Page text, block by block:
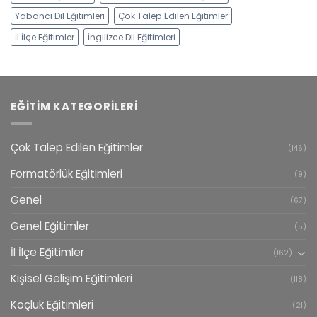
Yabancı Dil Eğitimleri
Çok Talep Edilen Eğitimler
İl İlçe Eğitimler
İngilizce Dil Eğitimleri
EĞITIM KATEGORILERI
Çok Talep Edilen Eğitimler (146)
Formatörlük Eğitimleri (9)
Genel (67)
Genel Eğitimler (5)
İl İlçe Eğitimler (162)
Kişisel Gelişim Eğitimleri (118)
Koçluk Eğitimleri (21)